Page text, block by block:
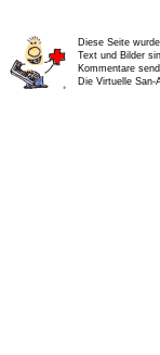
Diese Seite
Text und Bilder
Kommentare
Die Virtuelle San-